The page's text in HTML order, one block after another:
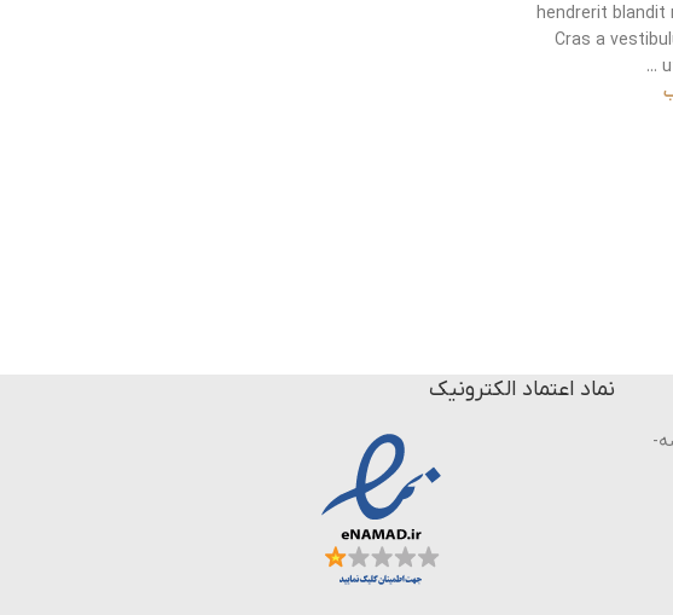
hendrerit blandit
Cras a
نماد اعتماد الکترونیک